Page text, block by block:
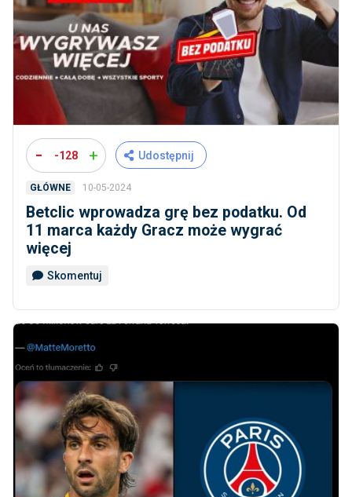
- -128 + Udostępnij
GŁÓWNE 10-05-2024
Betclic wprowadza grę bez podatku. Od
11 marca każdy Gracz może wygrać
więcej
Skomentuj